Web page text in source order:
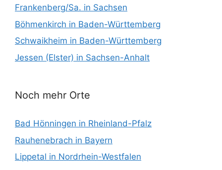
Frankenberg/Sa. in Sachsen
Böhmenkirch in Baden-Württemberg
Schwaikheim in Baden-Württemberg
Jessen (Elster) in Sachsen-Anhalt
Noch mehr Orte
Bad Hönningen in Rheinland-Pfalz
Rauhenebrach in Bayern
Lippetal in Nordrhein-Westfalen